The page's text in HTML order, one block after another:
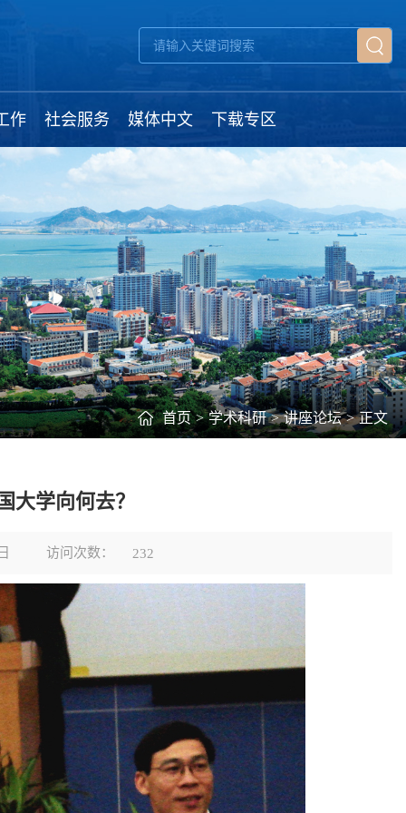
作 社会服务 媒体中文 下载专区
首页 > 学术科研 > 讲座论坛 > 正文
大学向何去？
访问次数： 232